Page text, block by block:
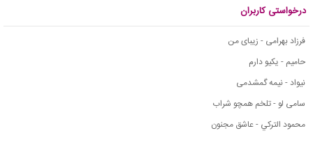
درخواستی کاربران
فرزاد بهرامی - زیبای من
حامیم - یکیو دارم
نیواد - نیمه گمشدمی
سامی لو - تلخم همچو شراب
محمود التركي - عاشق مجنون